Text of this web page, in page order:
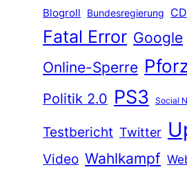
Blogroll Bundesregierung
Fatal Error Google
Online-Sperre
Politik 2.0 PS3 Social
Testbericht Twitter
Video Wahlkampf